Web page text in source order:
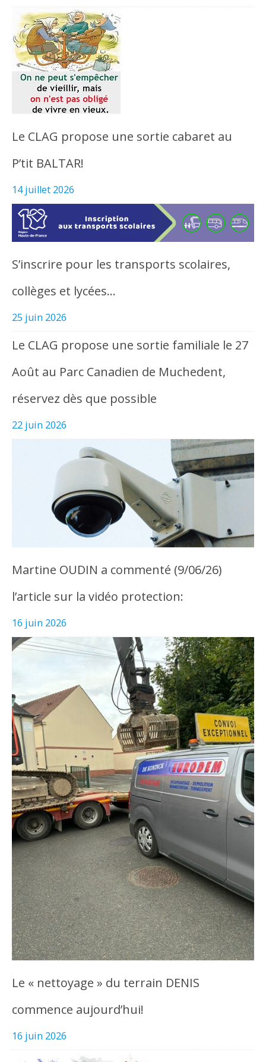
Le CLAG propose une sortie cabaret au
P’tit BALTAR!
14 juillet 2026
S’inscrire pour les transports scolaires,
collèges et lycées…
25 juin 2026
Le CLAG propose une sortie familiale le 27
Août au Parc Canadien de Muchedent,
réservez dès que possible
22 juin 2026
Martine OUDIN a commenté (9/06/26)
l’article sur la vidéo protection:
16 juin 2026
Le « nettoyage » du terrain DENIS
commence aujourd’hui!
16 juin 2026